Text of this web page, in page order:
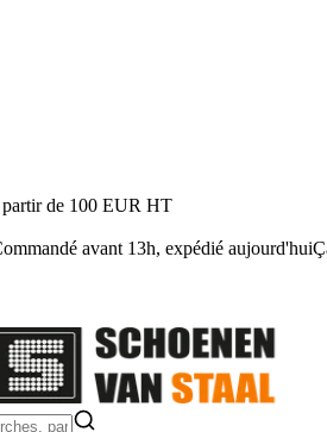
de 100 EUR HT
avant 13h, expédié aujourd'hui